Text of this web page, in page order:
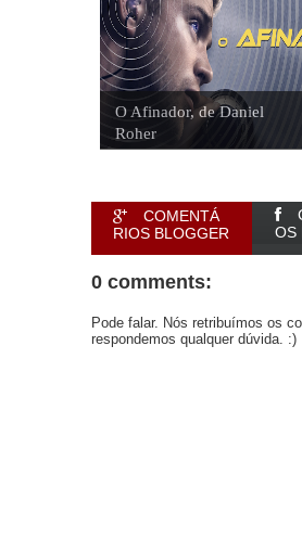
O Afinador, de Daniel
Roher
COMENTÁ
RIOS BLOGGER
OS
0 comments:
Pode falar. Nós retribuímos os
respondemos qualquer dúvida. :)